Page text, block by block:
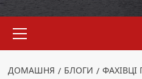
меню
ДОМАШНЯ БЛОГИ